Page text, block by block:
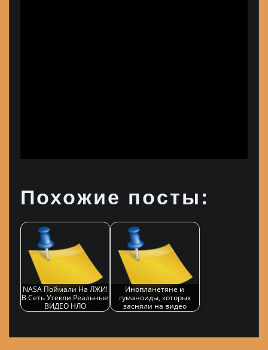
Похожие посты:
NASA Поймали На ЛЖИ!
В Сеть Утекли Реальные
ВИДЕО НЛО
Инопланетяне и
гуманоиды, которых
засняли на видео